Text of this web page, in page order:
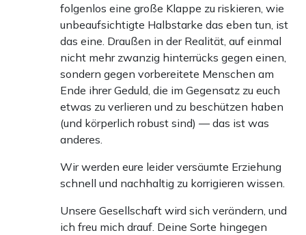
folgenlos eine große Klappe zu riskieren, wie
unbeaufsichtigte Halbstarke das eben tun, ist
das eine. Draußen in der Realität, auf einmal
nicht mehr zwanzig hinterrücks gegen einen,
sondern gegen vorbereitete Menschen am
Ende ihrer Geduld, die im Gegensatz zu euch
etwas zu verlieren und zu beschützen haben
(und körperlich robust sind) — das ist was
anderes.
Wir werden eure leider versäumte Erziehung
schnell und nachhaltig zu korrigieren wissen.
Unsere Gesellschaft wird sich verändern, und
ich freu mich drauf. Deine Sorte hingegen